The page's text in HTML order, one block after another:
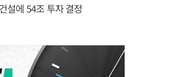
설에 54조 투자 결정